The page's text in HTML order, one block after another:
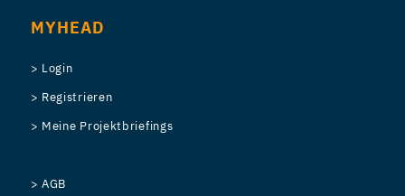
MYHEAD
> Login
> Registrieren
> Meine Projektbriefings
> AGB